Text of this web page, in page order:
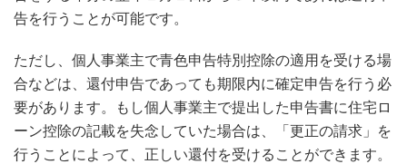
告を行うことが可能です。
ただし、個人事業主で青色申告特別控除の適用を受ける場
合などは、還付申告であっても期限内に確定申告を行う必
要があります。もし個人事業主で提出した申告書に住宅ロ
ーン控除の記載を失念していた場合は、「更正の請求」を
行うことによって、正しい還付を受けることができます。